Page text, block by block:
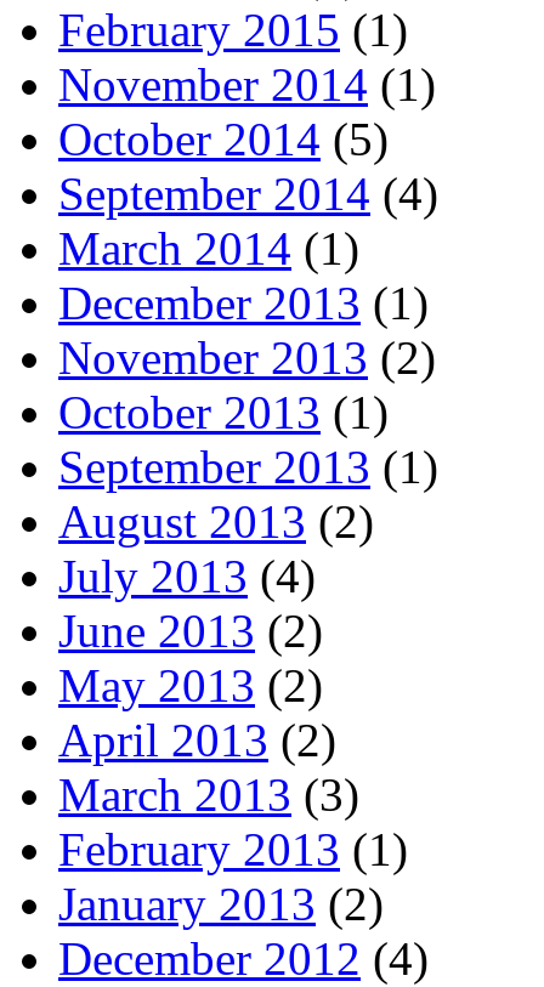
February 2015 (1)
November 2014 (1)
October 2014 (5)
September 2014 (4)
March 2014 (1)
December 2013 (1)
November 2013 (2)
October 2013 (1)
September 2013 (1)
August 2013 (2)
July 2013 (4)
June 2013 (2)
May 2013 (2)
April 2013 (2)
March 2013 (3)
February 2013 (1)
January 2013 (2)
December 2012 (4)